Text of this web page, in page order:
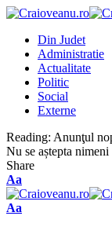
Din Judet
Administratie
Actualitate
Politic
Social
Externe
Reading: Anunţul
Nu se aștepta nimeni
Share
Aa
Aa